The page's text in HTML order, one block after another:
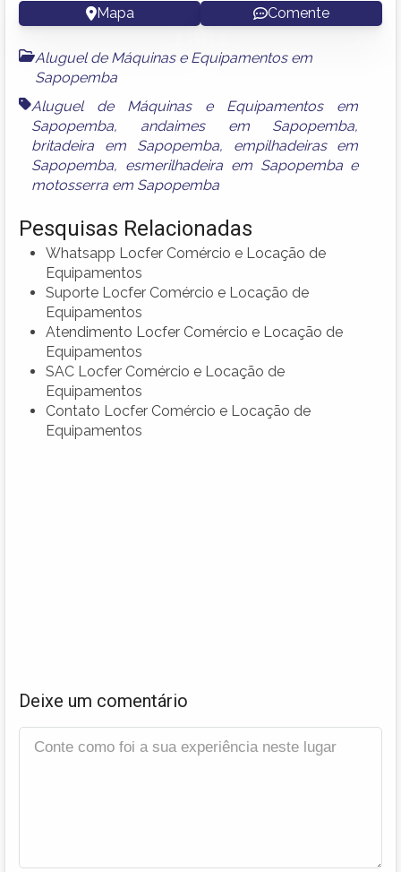
Mapa Comente
Aluguel de Máquinas e Equipamentos em
Sapopemba
Aluguel de Máquinas e Equipamentos em
Sapopemba, andaimes em Sapopemba,
britadeira em Sapopemba, empilhadeiras em
Sapopemba, esmerilhadeira em Sapopembae
motosserra em Sapopemba
Pesquisas Relacionadas
Whatsapp Locfer Comércio e Locação de
Equipamentos
Suporte Locfer Comércio e Locação de
Equipamentos
Atendimento Locfer Comércio e Locação de
Equipamentos
SAC Locfer Comércio e Locação de
Equipamentos
Contato Locfer Comércio e Locação de
Equipamentos
Deixe um comentário